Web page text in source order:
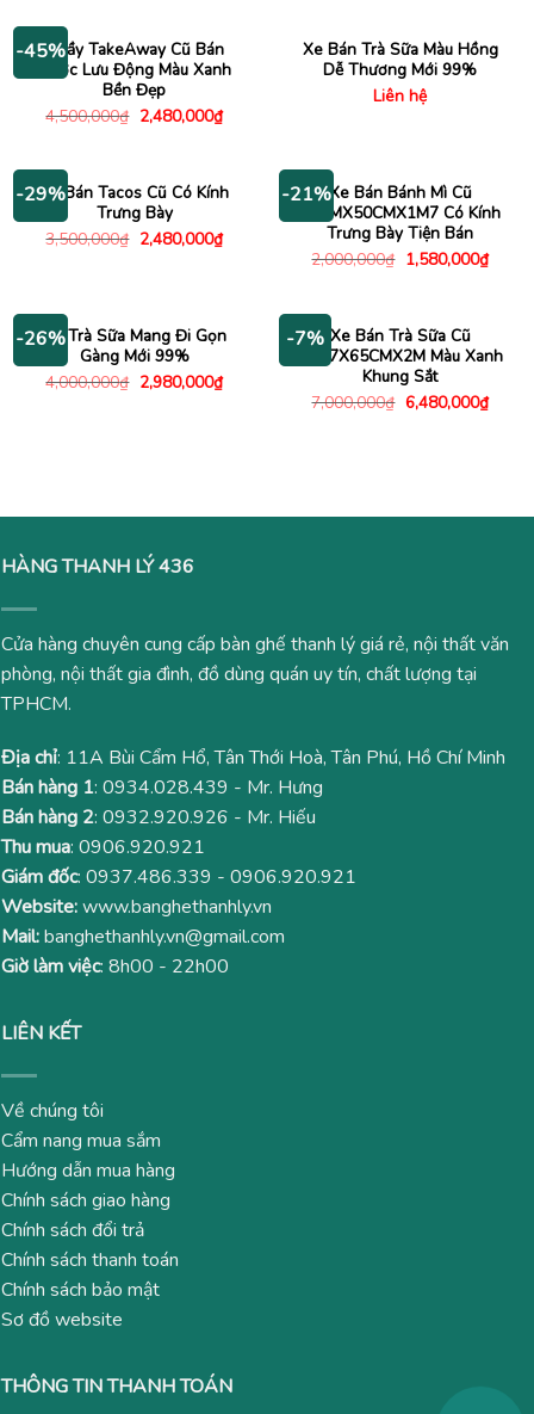
-45%Quầy TakeAway Cũ Bán
Nước Lưu Động Màu Xanh
Bền Đẹp
4,500,000₫ Giá
gốc
2,480,000₫Giá
hiện
2,480,000₫.
Xe Bán Trà Sữa Màu Hồng
Dễ Thương Mới 99%
Liên hệ
-29%Xe Bán Tacos Cũ Có Kính
Trưng Bày
3,500,000₫ Giá
gốc
2,480,000₫Giá
hiện
-21%Xe Bán Bánh Mì Cũ
80CMX50CMX1M7 Có Kính
Trưng Bày Tiện Bán
2,000,000₫ Giá
gốc
1,580,000₫Giá
hiện
-26%Xe Trà Sữa Mang Đi Gọn
Gàng Mới 99%
4,000,000₫ Giá
gốc
2,980,000₫Giá
hiện
-7% Xe Bán Trà Sữa Cũ
1M67X65CMX2M Màu Xanh
Khung Sắt
7,000,000₫ Giá
gốc
6,480,000₫Giá
hiện
HÀNG THANH LÝ 436
Cửa hàng chuyên cung cấp bàn ghế thanh lý giá rẻ, nội thất văn
phòng, nội thất gia đình, đồ dùng quán uy tín, chất lượng tại
TPHCM.
Địa chỉ: 11A Bùi Cẩm Hổ, Tân Thới Hoà, Tân Phú, Hồ Chí Minh
Bán hàng 1: 0934.028.439 - Mr. Hưng
Bán hàng 2: 0932.920.926 - Mr. Hiếu
Thu mua: 0906.920.921
Giám đốc: 0937.486.339 - 0906.920.921
Website:www.banghethanhly.vn
Mail:banghethanhly.vn@gmail.com
Giờ làm việc: 8h00 - 22h00
LIÊN KẾT
Về chúng tôi
Cẩm nang mua sắm
Hướng dẫn mua hàng
Chính sách giao hàng
Chính sách đổi trả
Chính sách thanh toán
Chính sách bảo mật
Sơ đồ website
THÔNG TIN THANH TOÁN